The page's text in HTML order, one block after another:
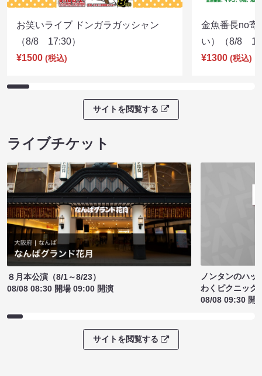
お笑いライブ ドンガラガッシャン
（8/8 17:30）
¥1500 (税込)
金魚番長no寄
い）（8/8
¥1300 (税込)
サイトを閲覧する
ライブチケット
８月本公演（8/1～8/23）
08/08 08:30 開場 09:00 開演
ノンタンのハッ
わくピクニック
08/08 09:30 開
サイトを閲覧する